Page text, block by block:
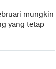
mungkin
yang tetap